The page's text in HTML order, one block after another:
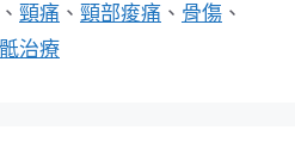
、 頸痛 、 頸部痠痛 、 骨傷 、
治療